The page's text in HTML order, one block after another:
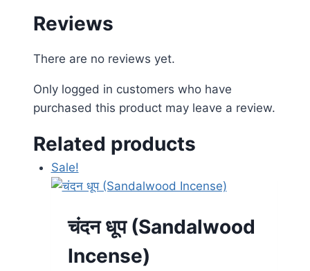
Reviews
There are no reviews yet.
Only logged in customers who have
purchased this product may leave a review.
Related products
Sale!
चंदन धूप (Sandalwood
Incense)